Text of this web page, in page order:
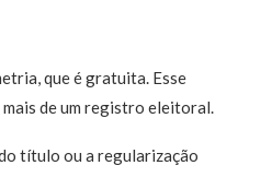
que é gratuita. Esse
de um registro eleitoral.
título ou a regularização